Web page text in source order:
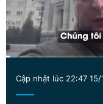
Chuyên mục khác
Chào ngày mới
Tin thị trường
Tin đã xem
Đăng xuất
Time
Cập nhật lúc 22:47 15/